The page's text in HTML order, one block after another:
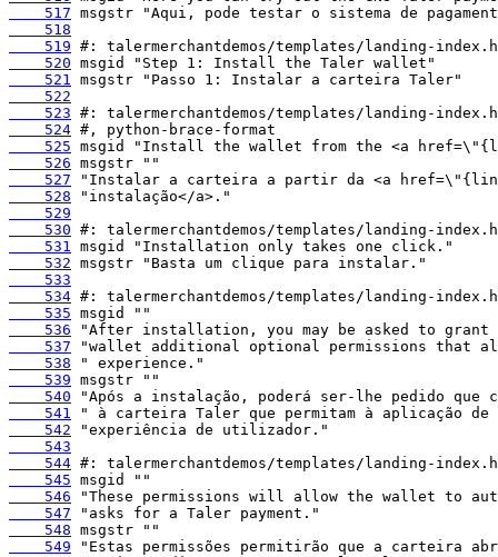
    517
    518
    519
    520
    521
    522
    523
    524
    525
    526
    527
    528
    529
    530
    531
    532
    533
    534
    535
    536
    537
    538
    539
    540
    541
    542
    543
    544
    545
    546
    547
    548
    549